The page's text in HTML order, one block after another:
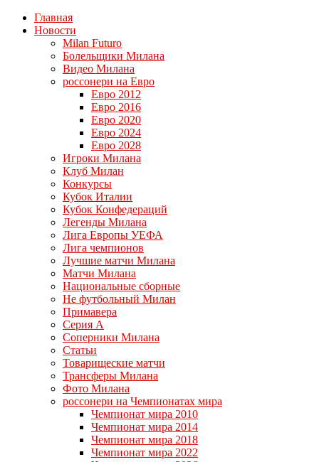
Главная
Новости
Milan Futuro
Болельщики Милана
Видео Милана
россонери на Евро
Евро 2012
Евро 2016
Евро 2020
Евро 2024
Евро 2028
Игроки Милана
Клуб Милан
Конкурсы
Кубок Италии
Кубок Конфедераций
Легенды Милана
Лига Европы УЕФА
Лига чемпионов
Лучшие матчи Милана
Матчи Милана
Национальные сборные
Не футбольный Милан
Примавера
Серия А
Соперники Милана
Статьи
Товарищеские матчи
Трансферы Милана
Фото Милана
россонери на Чемпионатах мира
Чемпионат мира 2010
Чемпионат мира 2014
Чемпионат мира 2018
Чемпионат мира 2022